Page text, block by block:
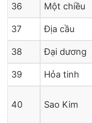
36 Một chiều
37 Địa cầu
38 Đại dương
39 Hỏa tinh
40 Sao Kim